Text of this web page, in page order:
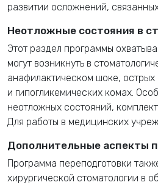
развитии осложнений,
Неотложные состояния в
Этот раздел программы
могут возникнуть в
анафилактическом шоке,
и гипогликемических комах.
неотложных состояний,
Для работы в медицинских
Дополнительные аспекты
Программа переподготовки
хирургической стоматологии в